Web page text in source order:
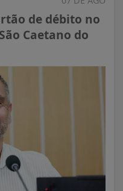
de débito no
Caetano do